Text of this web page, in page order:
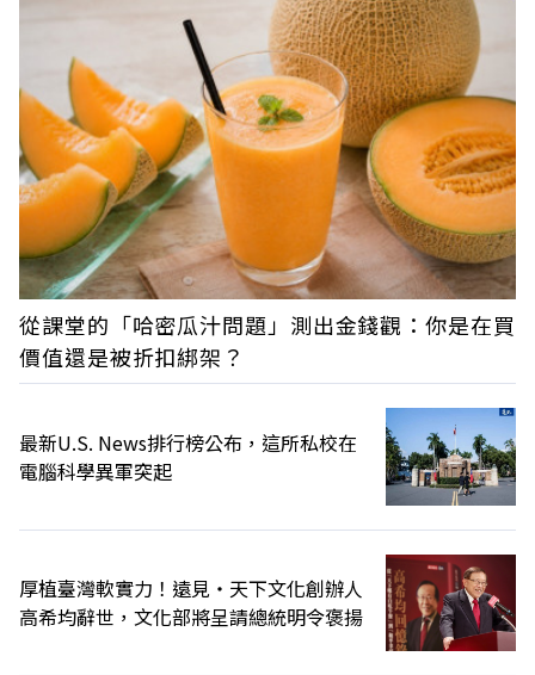
從課堂的「哈密瓜汁問題」測出金錢觀：你是在買
價值還是被折扣綁架？
最新U.S. News排行榜公布，這所私校在
電腦科學異軍突起
厚植臺灣軟實力！遠見‧天下文化創辦人
高希均辭世，文化部將呈請總統明令褒揚